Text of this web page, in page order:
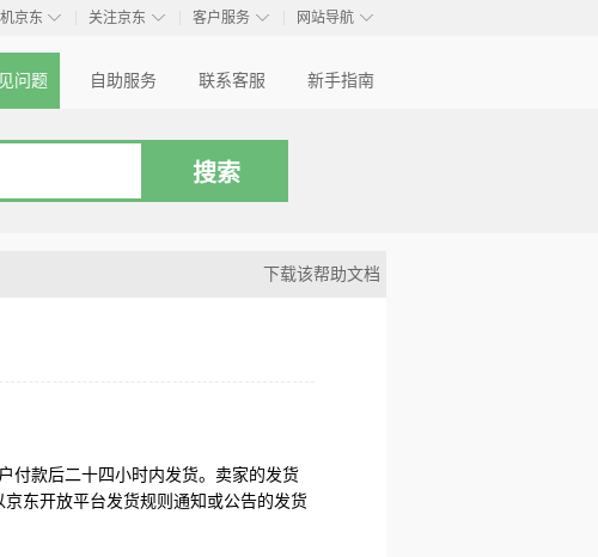
◇
京东 ◇
关注京东 ◇
客户服务 ◇
网站导航
问题 自助服务 联系客服 新手指南
下载该帮助文档
付款后二十四小时内发货。卖家的发货
东开放平台发货规则通知或公告的发货